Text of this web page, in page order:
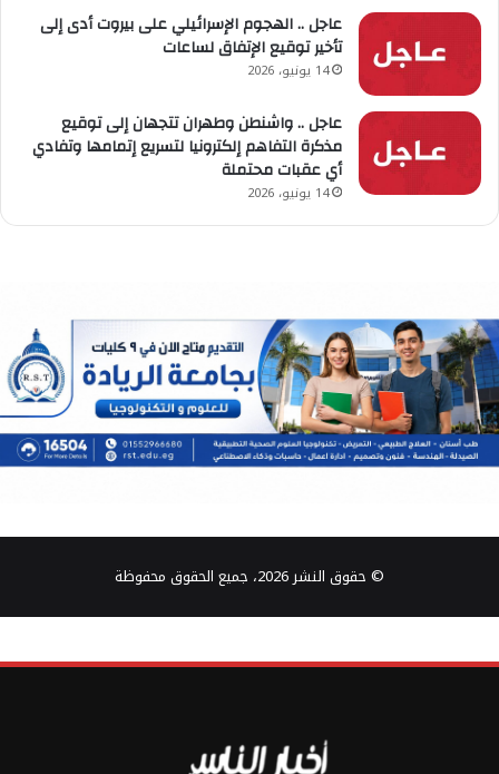
عاجل .. الهجوم الإسرائيلي على بيروت أدى إلى
تأخير توقيع الإتفاق لساعات
14 يونيو، 2026
عاجل .. واشنطن وطهران تتجهان إلى توقيع
مذكرة التفاهم إلكترونيا لتسريع إتمامها وتفادي
أي عقبات محتملة
14 يونيو، 2026
© حقوق النشر 2026، جميع الحقوق محفوظة